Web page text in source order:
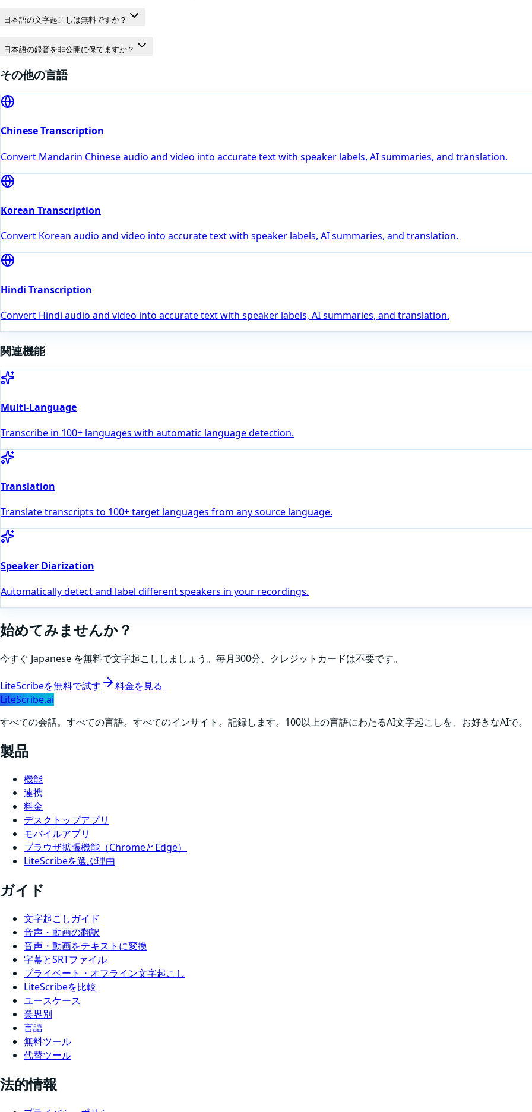
日本語の文字起こしは無料ですか？
日本語の録音を非公開に保てますか？
その他の言語
Chinese Transcription
Convert Mandarin Chinese audio and video into accurate text with speaker labels, AI summaries, and translation.
Korean Transcription
Convert Korean audio and video into accurate text with speaker labels, AI summaries, and translation.
Hindi Transcription
Convert Hindi audio and video into accurate text with speaker labels, AI summaries, and translation.
関連機能
Multi-Language
Transcribe in 100+ languages with automatic language detection.
Translation
Translate transcripts to 100+ target languages from any source language.
Speaker Diarization
Automatically detect and label different speakers in your recordings.
始めてみませんか？
今すぐ Japanese を無料で文字起こししましょう。毎月300分、クレジットカードは不要です。
LiteScribeを無料で試す
料金を見る
LiteScribe.ai
すべての会話。すべての言語。すべてのインサイト。記録します。100以上の言語にわたるAI文字起こしを、お好きなAIで。
製品
機能
連携
料金
デスクトップアプリ
モバイルアプリ
ブラウザ拡張機能（ChromeとEdge）
LiteScribeを選ぶ理由
ガイド
文字起こしガイド
音声・動画の翻訳
音声・動画をテキストに変換
字幕とSRTファイル
プライベート・オフライン文字起こし
LiteScribeを比較
ユースケース
業界別
言語
無料ツール
代替ツール
法的情報